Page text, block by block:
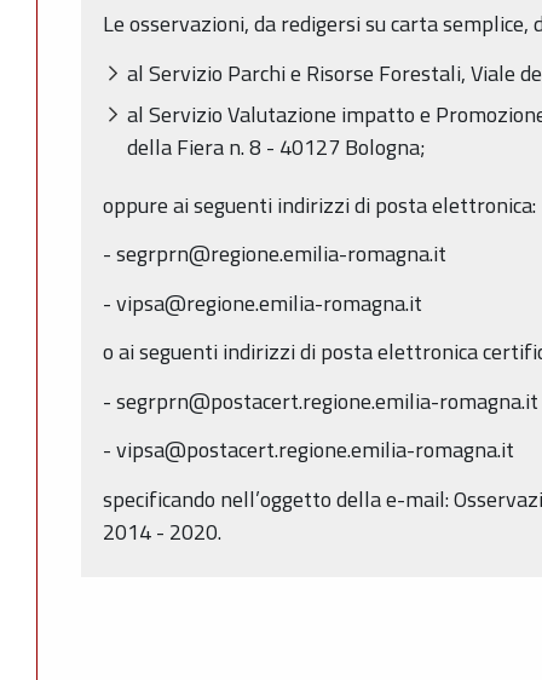
Le osservazioni, da redigersi su carta semplice,
al Servizio Parchi e Risorse Forestali, Viale
al Servizio Valutazione impatto e
della Fiera n. 8 - 40127 Bologna;
oppure ai seguenti indirizzi di posta elettronica:
- segrprn@regione.emilia-romagna.it
- vipsa@regione.emilia-romagna.it
o ai seguenti indirizzi di posta elettronica
- segrprn@postacert.regione.emilia-romagna.it
- vipsa@postacert.regione.emilia-romagna.it
specificando nell’oggetto della e-mail:
2014 - 2020.